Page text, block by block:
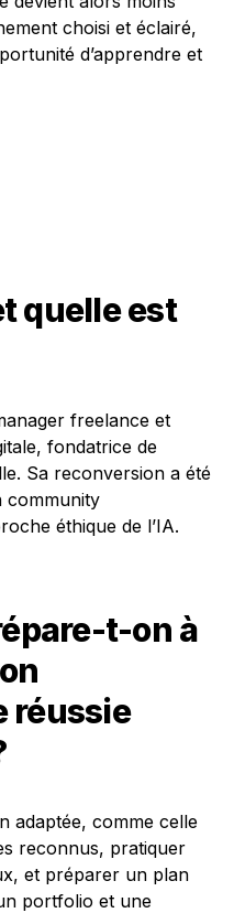
choisi et éclairé,
d’apprendre et
quelle est
freelance et
fondatrice de
Sa reconversion a été
community
éthique de l’IA.
t-on à
réussie
adaptée, comme celle
reconnus, pratiquer
et préparer un plan
portfolio et une